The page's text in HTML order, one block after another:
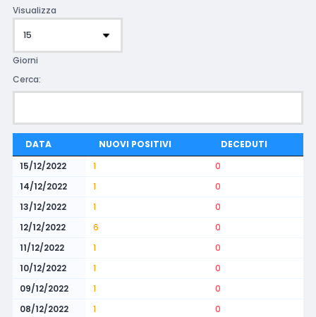
Visualizza
Giorni
Cerca:
DATA NUOVI POSITIVI
DECEDUTI
15/12/2022
1
0
14/12/2022
1
0
13/12/2022
1
0
12/12/2022
6
0
11/12/2022
1
0
10/12/2022
1
0
09/12/2022
1
0
08/12/2022
1
0